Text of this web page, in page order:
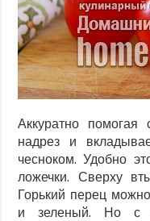
Аккуратно помогая
надрез и
чесноком. Удобно
ложечки. Сверху
Горький перец
и зеленый. Но с